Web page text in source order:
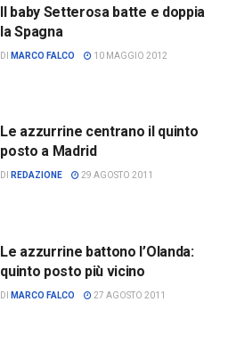
Il baby Setterosa batte e doppia
la Spagna
DI MARCO FALCO 10 MAGGIO 2012
Le azzurrine centrano il quinto
posto a Madrid
DI REDAZIONE 29 AGOSTO 2011
Le azzurrine battono l’Olanda:
quinto posto più vicino
DI MARCO FALCO 27 AGOSTO 2011